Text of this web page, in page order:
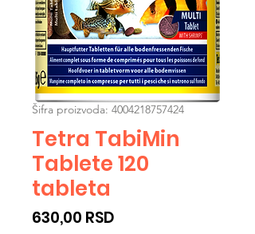
Šifra proizvoda: 4004218757424
Tetra TabiMin
Tablete 120
tableta
630,00 RSD